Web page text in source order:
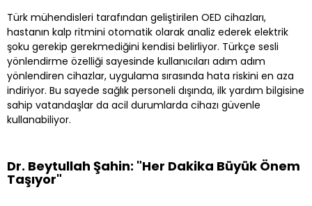
Türk mühendisleri tarafından geliştirilen OED cihazları,
hastanın kalp ritmini otomatik olarak analiz ederek elektrik
şoku gerekip gerekmediğini kendisi belirliyor. Türkçe sesli
yönlendirme özelliği sayesinde kullanıcıları adım adım
yönlendiren cihazlar, uygulama sırasında hata riskini en aza
indiriyor. Bu sayede sağlık personeli dışında, ilk yardım bilgisine
sahip vatandaşlar da acil durumlarda cihazı güvenle
kullanabiliyor.
Dr. Beytullah Şahin: "Her Dakika Büyük Önem
Taşıyor"